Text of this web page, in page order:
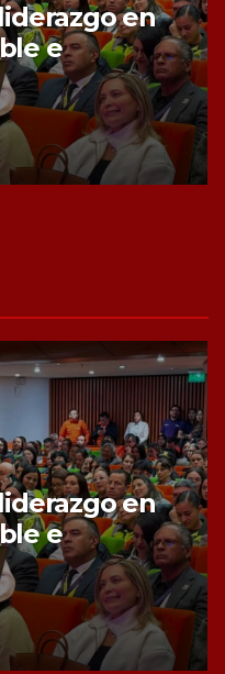
de
con la
predios
de
con la
predios